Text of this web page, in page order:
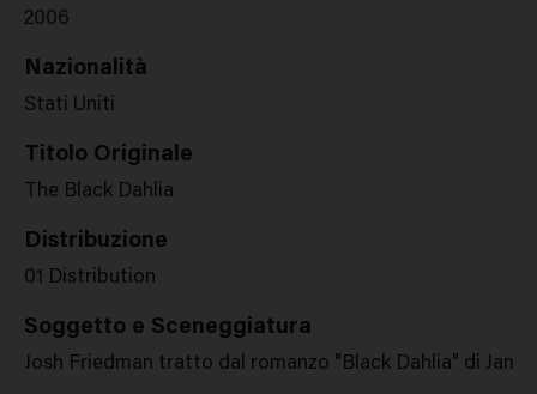
2006
Nazionalità
Stati Uniti
Titolo Originale
The Black Dahlia
Distribuzione
01 Distribution
Soggetto e Sceneggiatura
Josh Friedman tratto dal romanzo "Black Dahlia" di